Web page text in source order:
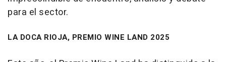
para el sector.
LA DOCA RIOJA, PREMIO WINE LAND 2025